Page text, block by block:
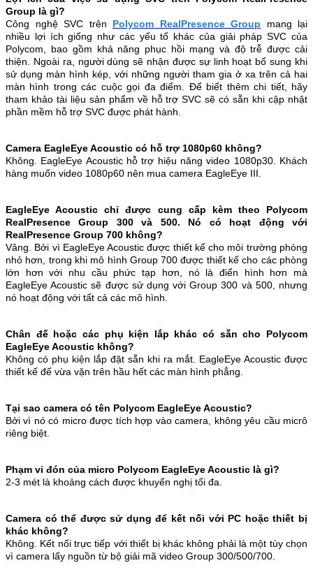
Group là gì?
Công nghệ SVC trên Polycom RealPresence Group mang lại
nhiều lợi ích giống như các yếu tố khác của giải pháp SVC của
Polycom, bao gồm khả năng phục hồi mạng và độ trễ được cải
thiện. Ngoài ra, người dùng sẽ nhận được sự linh hoạt bổ sung khi
sử dụng màn hình kép, với những người tham gia ở xa trên cả hai
màn hình trong các cuộc gọi đa điểm. Để biết thêm chi tiết, hãy
tham khảo tài liệu sản phẩm về hỗ trợ SVC sẽ có sẵn khi cập nhật
phần mềm hỗ trợ SVC được phát hành.
Camera EagleEye Acoustic có hỗ trợ 1080p60 không?
Không. EagleEye Acoustic hỗ trợ hiệu năng video 1080p30. Khách
hàng muốn video 1080p60 nên mua camera EagleEye III.
EagleEye Acoustic chỉ được cung cấp kèm theo Polycom
RealPresence Group 300 và 500. Nó có hoạt động với
RealPresence Group 700 không?
Vâng. Bởi vì EagleEye Acoustic được thiết kế cho môi trường phòng
nhỏ hơn, trong khi mô hình Group 700 được thiết kế cho các phòng
lớn hơn với nhu cầu phức tạp hơn, nó là điển hình hơn mà
EagleEye Acoustic sẽ được sử dụng với Group 300 và 500, nhưng
nó hoạt động với tất cả các mô hình.
Chân đế hoặc các phụ kiện lắp khác có sẵn cho Polycom
EagleEye Acoustic không?
Không có phụ kiện lắp đặt sẵn khi ra mắt. EagleEye Acoustic được
thiết kế để vừa vặn trên hầu hết các màn hình phẳng.
Tại sao camera có tên Polycom EagleEye Acoustic?
Bởi vì nó có micro được tích hợp vào camera, không yêu cầu micrô
riêng biệt.
Phạm vi đón của micro Polycom EagleEye Acoustic là gì?
2-3 mét là khoảng cách được khuyến nghị tối đa.
Camera có thể được sử dụng để kết nối với PC hoặc thiết bị
khác không?
Không. Kết nối trực tiếp với thiết bị khác không phải là một tùy chọn
vì camera lấy nguồn từ bộ giải mã video Group 300/500/700.